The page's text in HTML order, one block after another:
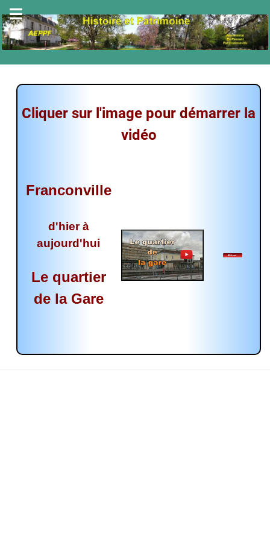
Cliquer sur l'image pour démarrer la
vidéo
Franconville
d'hier à
aujourd'hui
Le quartier
de la Gare